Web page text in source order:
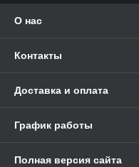
О нас
Контакты
Доставка и оплата
График работы
Полная версия сайта